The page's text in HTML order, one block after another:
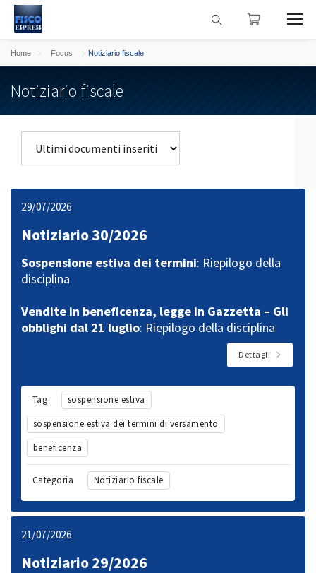
Home Focus Notiziario fiscale
Notiziario fiscale
29/07/2026
Notiziario 30/2026
Sospensione estiva dei termini: Riepilogo della
disciplina
Vendite in beneficenza, legge in Gazzetta – Gli
obblighi dal 21 luglio: Riepilogo della disciplina
Dettagli
Tag
sospensione estiva
sospensione estiva dei termini di versamento
beneficenza
Categoria Notiziario fiscale
21/07/2026
Notiziario 29/2026